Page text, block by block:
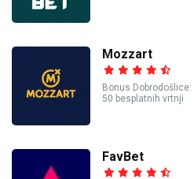
Mozzart
Bonus Dobrodošlice:
50 besplatnih vrtnji
FavBet